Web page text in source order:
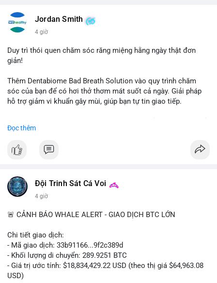
$btc $eth
#vlikevn #titanbot
Jordan Smith
4 giờ
Duy trì thói quen chăm sóc răng miệng hằng ngày thật đơn
giản!
Thêm Dentabiome Bad Breath Solution vào quy trình chăm
sóc của bạn để có hơi thở thơm mát suốt cả ngày. Giải pháp
hỗ trợ giảm vi khuẩn gây mùi, giúp bạn tự tin giao tiếp.
lớn cho nụ cười khỏe mạnh.
#dentabiome #badbreathsolution
Đọc thêm
Đội Trinh Sát Cá Voi
4 giờ
🚨 CẢNH BÁO WHALE ALERT - GIAO DỊCH BTC LỚN
Chi tiết giao dịch:
- Mã giao dịch: 33b91166...9f2c389d
- Khối lượng di chuyển: 289.9251 BTC
- Giá trị ước tính: $18,834,429.22 USD (theo thị giá $64,963.08
USD)